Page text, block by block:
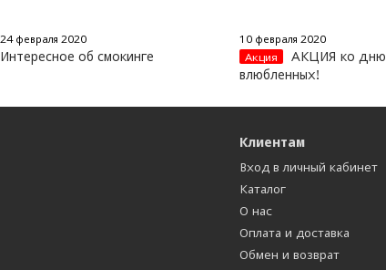
24 февраля 2020
Интересное об смокинге
10 февраля 2020
Акция
АКЦИЯ ко дню
влюбленных!
Клиентам
Вход в личный кабинет
Каталог
О нас
Оплата и доставка
Обмен и возврат